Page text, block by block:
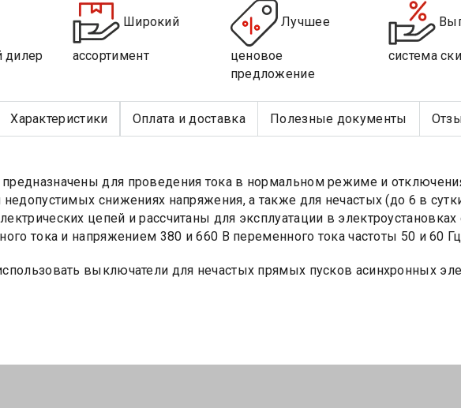
дилер
Широкий
ассортимент
Лучшее
ценовое
предложение
система
Характеристики Оплата и доставка Полезные документы
для проведения тока в нормальном режиме и
недопустимых снижениях напряжения, а также для нечастых (до 6 в
цепей и рассчитаны для эксплуатации в
тока и напряжением 380 и 660 В переменного тока частоты 50 и 60
выключатели для нечастых прямых пусков асинхронных